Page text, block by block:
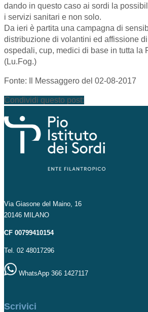
dando in questo caso ai sordi la
i servizi sanitari e non solo.
Da ieri è partita una campagna di
distribuzione di volantini ed affissione
ospedali, cup, medici di base in tutta la
(Lu.Fog.)
Fonte: Il Messaggero del 02-08-2017
Condividi questo post:
Via Giasone del Maino, 16
20146 MILANO
CF 00799410154
Tel. 02 48017296
WhatsApp 366 1427117
Scrivici